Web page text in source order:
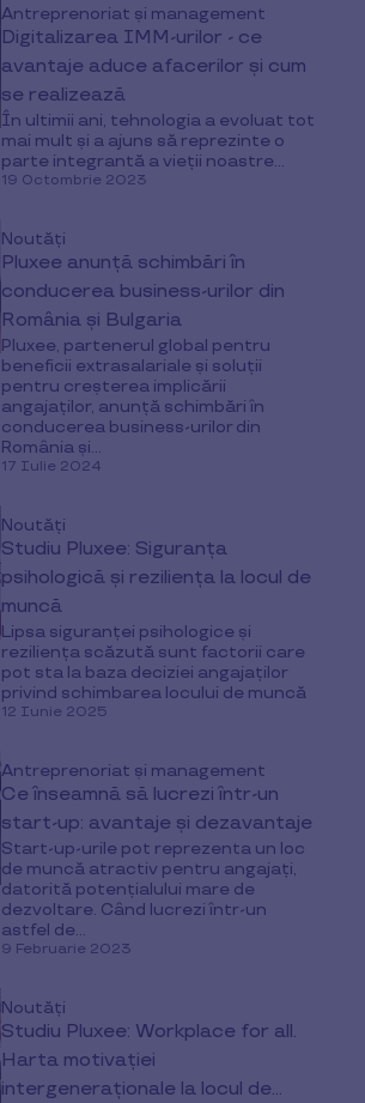
Antreprenoriat și management
Digitalizarea IMM-urilor - ce
avantaje aduce afacerilor și cum
se realizează
În ultimii ani, tehnologia a evoluat tot
mai mult și a ajuns să reprezinte o
parte integrantă a vieții noastre...
19 Octombrie 2023
Noutăți
Pluxee anunță schimbări în
conducerea business-urilor din
România și Bulgaria
Pluxee, partenerul global pentru
beneficii extrasalariale și soluții
pentru creșterea implicării
angajaților, anunță schimbări în
conducerea business-urilor din
România și...
17 Iulie 2024
Noutăți
Studiu Pluxee: Siguranța
psihologică și reziliența la locul de
muncă
Lipsa siguranței psihologice și
reziliența scăzută sunt factorii care
pot sta la baza deciziei angajaților
privind schimbarea locului de muncă
12 Iunie 2025
Antreprenoriat și management
Ce înseamnă să lucrezi într-un
start-up: avantaje și dezavantaje
Start-up-urile pot reprezenta un loc
de muncă atractiv pentru angajați,
datorită potențialului mare de
dezvoltare. Când lucrezi într-un
astfel de...
9 Februarie 2023
Noutăți
Studiu Pluxee: Workplace for all.
Harta motivației
intergeneraționale la locul de